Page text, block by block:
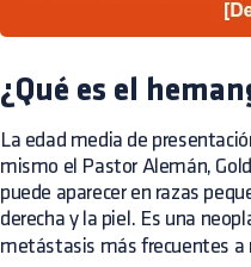
¿Qué es el
La edad media de
mismo el Pastor Alemán,
puede aparecer en razas
derecha y la piel. Es una
metástasis más frecuentes a